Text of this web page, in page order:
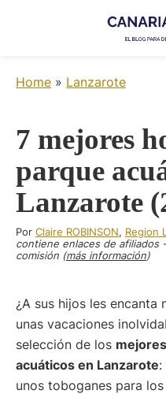
Lovers
despertar
en
las
Islas
Canarias
Home » Lanzarote
7 mejores
parque
Lanzarote
Por Claire ROBINSON, Region
contiene enlaces de afiliados
comisión (más información)
¿A sus hijos les encanta
unas vacaciones
selección de los
acuáticos en Lanzarote:
unos toboganes para